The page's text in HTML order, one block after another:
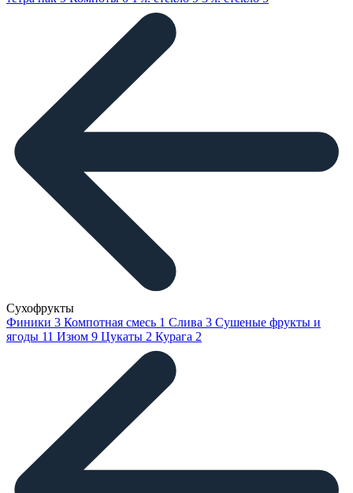
Сухофрукты
Финики 3 Компотная смесь 1 Слива 3 Сушеные фрукты и
ягоды 11 Изюм 9 Цукаты 2 Курага 2